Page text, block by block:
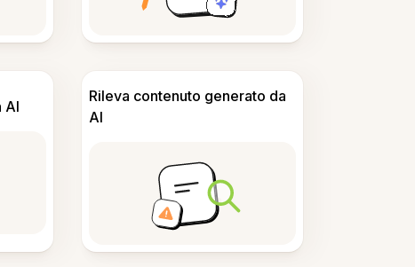
AI
Rileva contenuto generato da
AI